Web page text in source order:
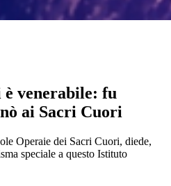
venerabile: fu
ai Sacri Cuori
Operaie dei Sacri Cuori, diede,
speciale a questo Istituto